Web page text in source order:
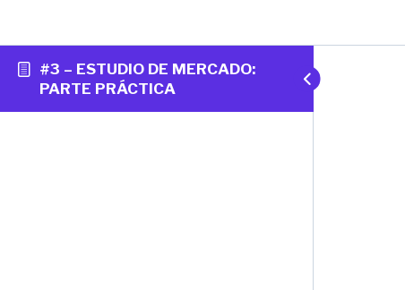
#3 – ESTUDIO DE MERCADO:
PARTE PRÁCTICA